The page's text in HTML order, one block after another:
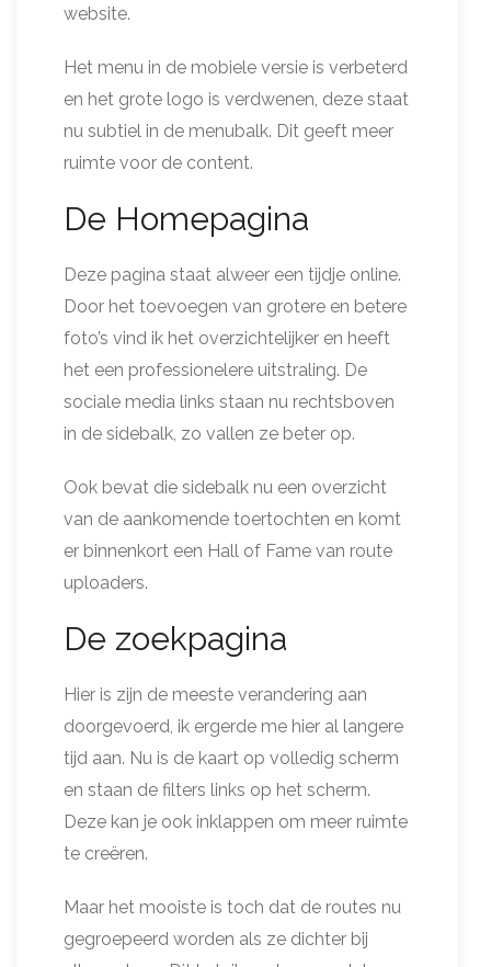
website.
Het menu in de mobiele versie is verbeterd
en het grote logo is verdwenen, deze staat
nu subtiel in de menubalk. Dit geeft meer
ruimte voor de content.
De Homepagina
Deze pagina staat alweer een tijdje online.
Door het toevoegen van grotere en betere
foto’s vind ik het overzichtelijker en heeft
het een professionelere uitstraling. De
sociale media links staan nu rechtsboven
in de sidebalk, zo vallen ze beter op.
Ook bevat die sidebalk nu een overzicht
van de aankomende toertochten en komt
er binnenkort een Hall of Fame van route
uploaders.
De zoekpagina
Hier is zijn de meeste verandering aan
doorgevoerd, ik ergerde me hier al langere
tijd aan. Nu is de kaart op volledig scherm
en staan de filters links op het scherm.
Deze kan je ook inklappen om meer ruimte
te creëren.
Maar het mooiste is toch dat de routes nu
gegroepeerd worden als ze dichter bij